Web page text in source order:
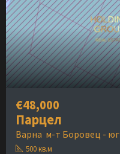
€48,000
Парцел
Варна м-т Боровец - юг
500 кв.м